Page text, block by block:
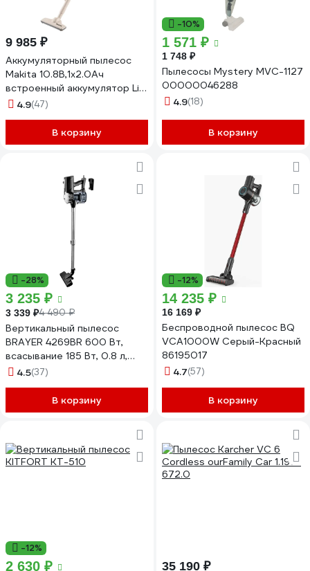
9 985 ₽
Аккумуляторный пылесос
Makita 10.8В,1x2.0Ач
встроенный аккумулятор Li-
ion,1.4 m3\м, 5 кПа,0.5л,1.3кг,
4.9(47)
В корзину
-10%
1 571 ₽
1 748 ₽
Пылесосы Mystery MVC-1127
00000046288
4.9(18)
В корзину
-28%
3 235 ₽
3 339 ₽4 490 ₽
Вертикальный пылесос
BRAYER 4269BR 600 Вт,
всасывание 185 Вт, 0.8 л,
универсальная щётка, шнура
4.5(37)
В корзину
-12%
14 235 ₽
16 169 ₽
Беспроводной пылесос BQ
VCA1000W Серый-Красный
86195017
4.7(57)
В корзину
-12%
2 630 ₽ 35 190 ₽